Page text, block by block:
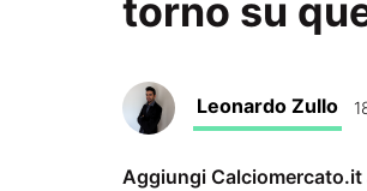
torno su
Leonardo Zullo
Aggiungi